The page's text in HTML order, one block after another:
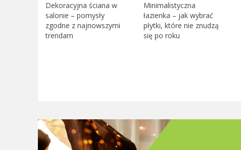
Dekoracyjna ściana w
salonie – pomysły
zgodne z najnowszymi
trendam
Minimalistyczna
łazienka – jak wybrać
płytki, które nie znudzą
się po roku